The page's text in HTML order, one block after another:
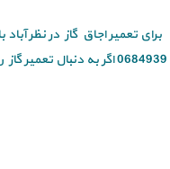
0684939 اگر به دنبال تعمیر گاز رومیزی یا سرویس گاز خانگی و تعمیر اجاق گاز در نظر [...]